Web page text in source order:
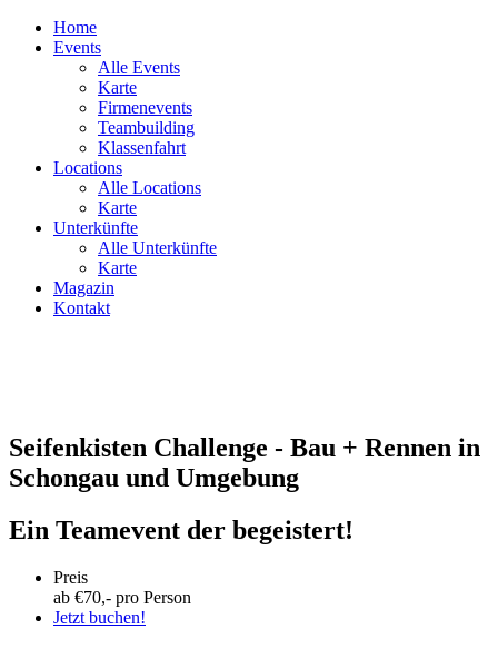
Home
Events
Alle Events
Karte
Firmenevents
Teambuilding
Klassenfahrt
Locations
Alle Locations
Karte
Unterkünfte
Alle Unterkünfte
Karte
Magazin
Kontakt
Seifenkisten Challenge - Bau + Rennen in
Schongau und Umgebung
Ein Teamevent der begeistert!
Preis
ab €70,- pro Person
Jetzt buchen!